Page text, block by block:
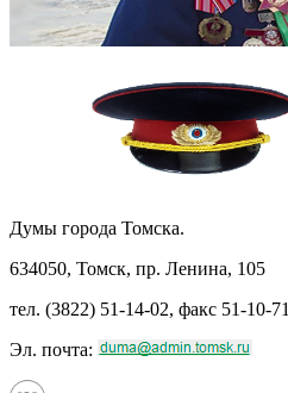
Думы города Томска.
634050, Томск, пр. Ленина, 105
тел. (3822) 51-14-02, факс 51-10-71
Эл. почта: